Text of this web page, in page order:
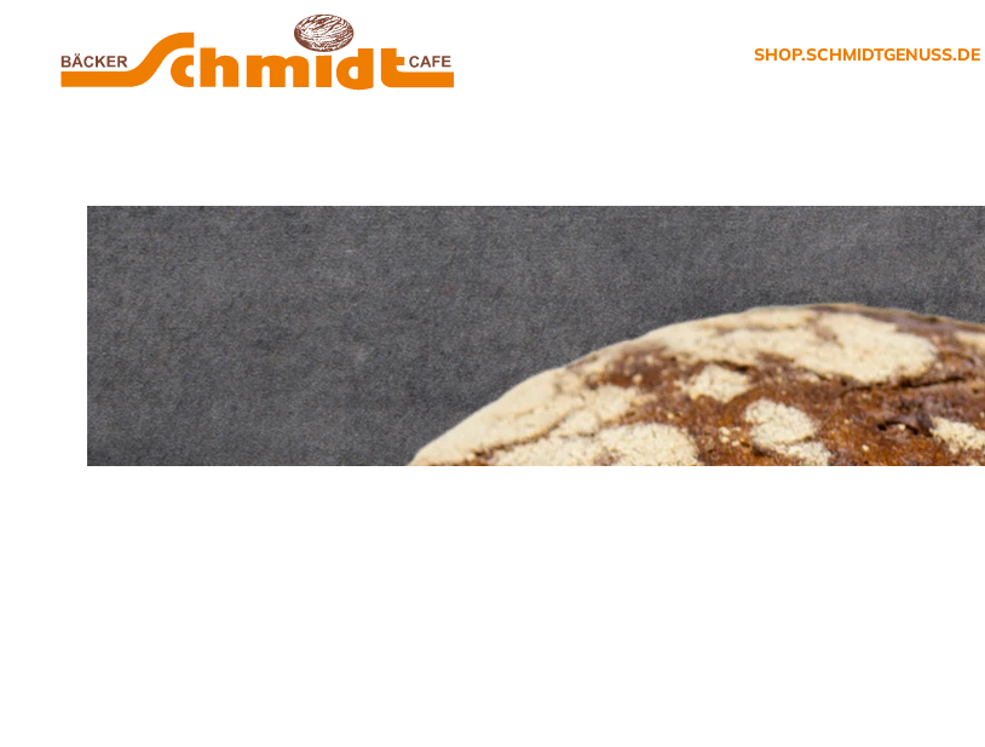
Zum Hauptinhalt springen
SHOP.SCHMIDTGENUSS.DE